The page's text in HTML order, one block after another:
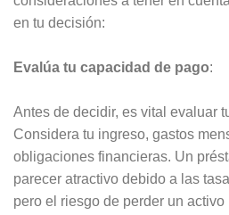
en tu decisión:
Evalúa tu capacidad de pago:
Antes de decidir, es vital evaluar
Considera tu ingreso, gastos
obligaciones financieras. Un
parecer atractivo debido a las
pero el riesgo de perder un